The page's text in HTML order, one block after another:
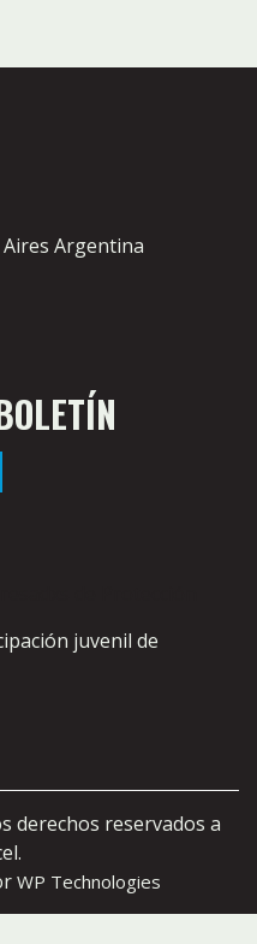
Argentina
juvenil de
derechos reservados a
WP Technologies